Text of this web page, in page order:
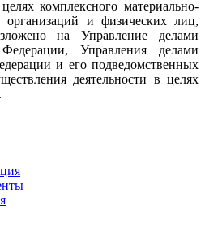
комплексного материально-
организаций и физических лиц,
на Управление делами
Управления делами
и его подведомственных
деятельности в целях